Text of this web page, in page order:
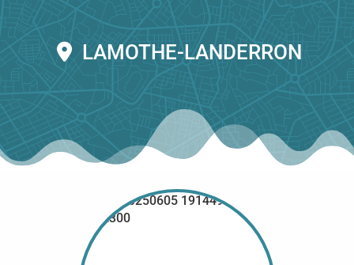
LAMOTHE-LANDERRON